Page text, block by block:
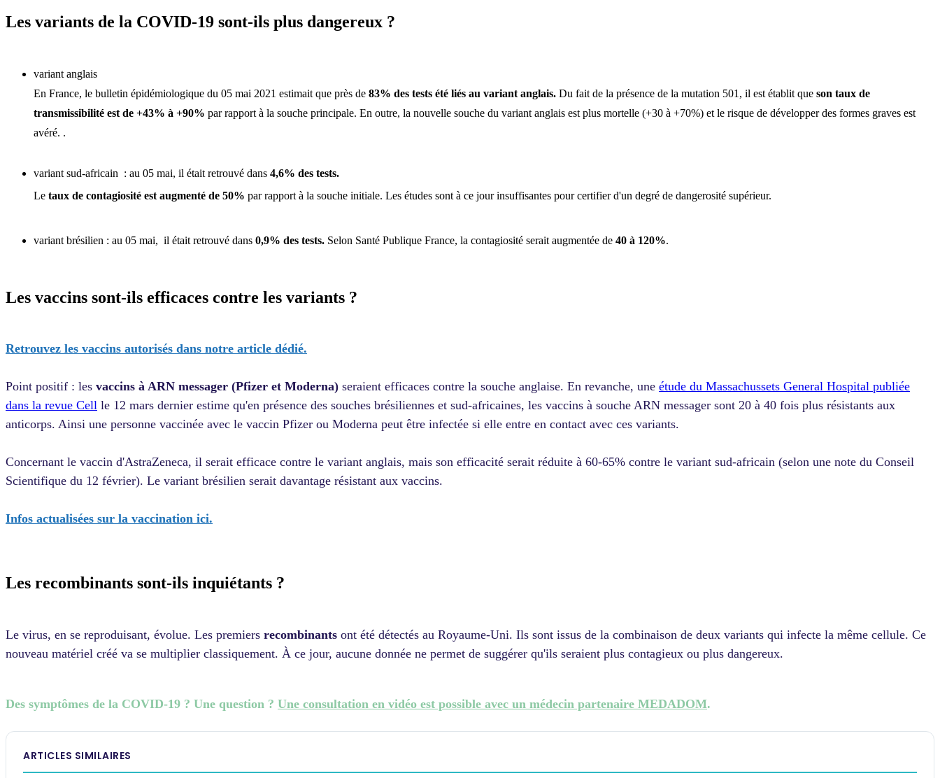
Les variants de la COVID-19 sont-ils plus dangereux ?
variant anglais
En France, le bulletin épidémiologique du 05 mai 2021 estimait que près de 83% des tests été liés au variant anglais. Du fait de la présence de la mutation 501, il est établit que son taux de
transmissibilité est de +43% à +90% par rapport à la souche principale. En outre, la nouvelle souche du variant anglais est plus mortelle (+30 à +70%) et le risque de développer des formes graves est
avéré. .
variant sud-africain : au 05 mai, il était retrouvé dans 4,6% des tests.
Le taux de contagiosité est augmenté de 50% par rapport à la souche initiale. Les études sont à ce jour insuffisantes pour certifier d'un degré de dangerosité supérieur.
variant brésilien : au 05 mai, il était retrouvé dans 0,9% des tests. Selon Santé Publique France, la contagiosité serait augmentée de 40 à 120%.
Les vaccins sont-ils efficaces contre les variants ?
Retrouvez les vaccins autorisés dans notre article dédié.
Point positif : les vaccins à ARN messager (Pfizer et Moderna) seraient efficaces contre la souche anglaise. En revanche, une étude du Massachussets General Hospital publiée
dans la revue Cell le 12 mars dernier estime qu'en présence des souches brésiliennes et sud-africaines, les vaccins à souche ARN messager sont 20 à 40 fois plus résistants aux
anticorps. Ainsi une personne vaccinée avec le vaccin Pfizer ou Moderna peut être infectée si elle entre en contact avec ces variants.
Concernant le vaccin d'AstraZeneca, il serait efficace contre le variant anglais, mais son efficacité serait réduite à 60-65% contre le variant sud-africain (selon une note du Conseil
Scientifique du 12 février). Le variant brésilien serait davantage résistant aux vaccins.
Infos actualisées sur la vaccination ici.
Les recombinants sont-ils inquiétants ?
Le virus, en se reproduisant, évolue. Les premiers recombinants ont été détectés au Royaume-Uni. Ils sont issus de la combinaison de deux variants qui infecte la même cellule. Ce
nouveau matériel créé va se multiplier classiquement. À ce jour, aucune donnée ne permet de suggérer qu'ils seraient plus contagieux ou plus dangereux.
Des symptômes de la COVID-19 ? Une question ? Une consultation en vidéo est possible avec un médecin partenaire MEDADOM.
ARTICLES SIMILAIRES